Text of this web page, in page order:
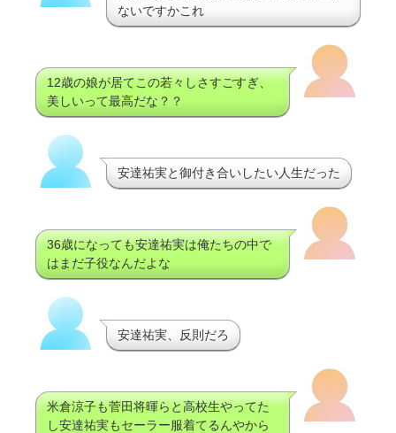
ないですかこれ
12歳の娘が居てこの若々しさすごすぎ、
美しいって最高だな？？
安達祐実と御付き合いしたい人生だった
36歳になっても安達祐実は俺たちの中で
はまだ子役なんだよな
安達祐実、反則だろ
米倉涼子も菅田将暉らと高校生やってた
し安達祐実もセーラー服着てるんやから